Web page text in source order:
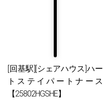
[回基駅][シェアハウス]ハー
トステイパートナース
【25802HGSHE】